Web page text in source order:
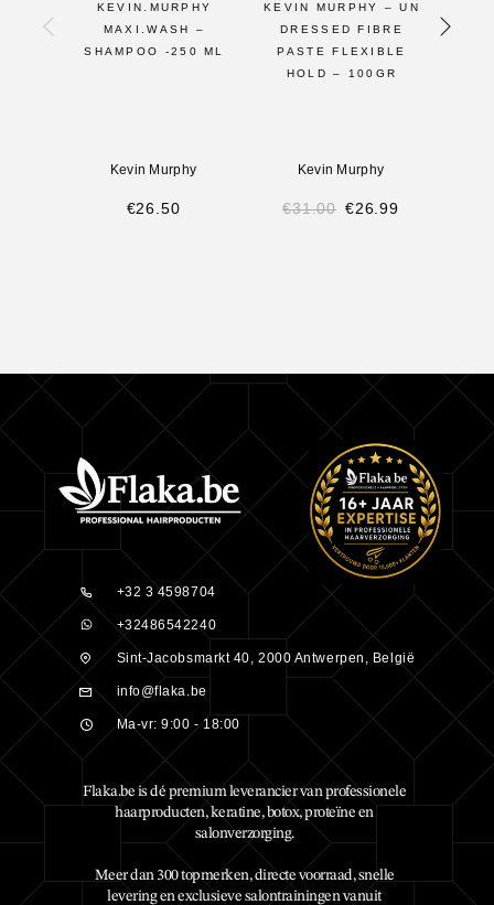
KEVIN.MURPHY
MAXI.WASH –
SHAMPOO -250 ML
Kevin Murphy
€26.50
KEVIN MURPHY – UN
DRESSED FIBRE
PASTE FLEXIBLE
HOLD – 100GR
Kevin Murphy
€31.00 €26.99
+32 3 4598704
+32486542240
Sint-Jacobsmarkt 40, 2000 Antwerpen, België
info@flaka.be
Ma-vr: 9:00 - 18:00
Flaka.be is dé premium leverancier van professionele
haarproducten, keratine, botox, proteïne en
salonverzorging.
Meer dan 300 topmerken, directe voorraad, snelle
levering en exclusieve salontrainingen vanuit